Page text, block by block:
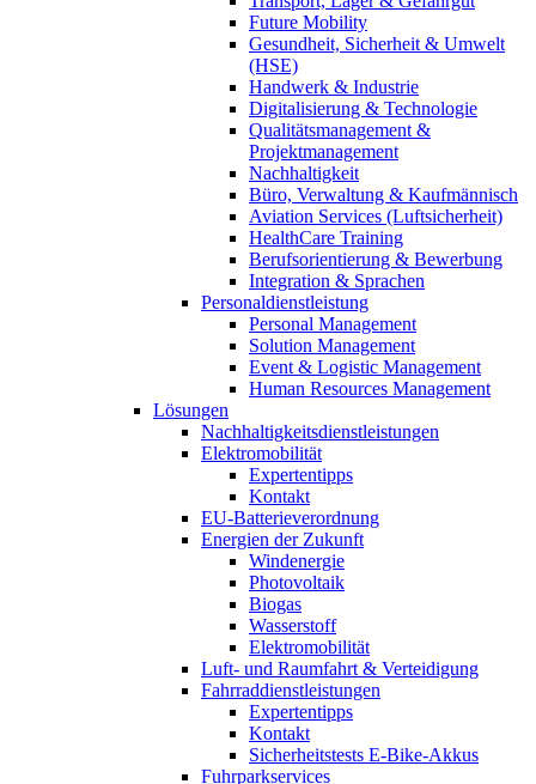
Future Mobility
Gesundheit, Sicherheit & Umwelt
(HSE)
Handwerk & Industrie
Digitalisierung & Technologie
Qualitätsmanagement &
Projektmanagement
Nachhaltigkeit
Büro, Verwaltung & Kaufmännisch
Aviation Services (Luftsicherheit)
HealthCare Training
Berufsorientierung & Bewerbung
Integration & Sprachen
Personaldienstleistung
Personal Management
Solution Management
Event & Logistic Management
Human Resources Management
Lösungen
Nachhaltigkeitsdienstleistungen
Elektromobilität
Expertentipps
Kontakt
EU-Batterieverordnung
Energien der Zukunft
Windenergie
Photovoltaik
Biogas
Wasserstoff
Elektromobilität
Luft- und Raumfahrt & Verteidigung
Fahrraddienstleistungen
Expertentipps
Kontakt
Sicherheitstests E-Bike-Akkus
Fuhrparkservices